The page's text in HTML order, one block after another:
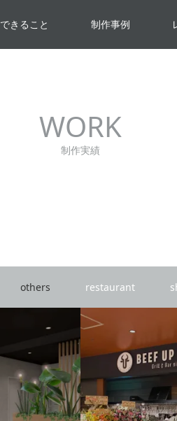
できること 制作事例
WORK
制作実績
others restaurant